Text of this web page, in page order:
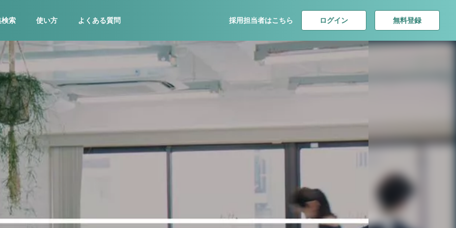
検索 使い方 よくある質問 採用担当者はこちら ログイン 無料登録